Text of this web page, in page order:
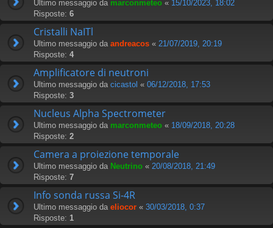
Ultimo messaggio da marconmeteo « 15/10/2023, 18:02
Risposte: 6
Cristalli NaITl
Ultimo messaggio da andreacos « 21/07/2019, 20:19
Risposte: 4
Amplificatore di neutroni
Ultimo messaggio da cicastol « 06/12/2018, 17:53
Risposte: 3
Nucleus Alpha Spectrometer
Ultimo messaggio da marconmeteo « 18/09/2018, 20:28
Risposte: 2
Camera a proiezione temporale
Ultimo messaggio da Neutrino « 20/08/2018, 21:49
Risposte: 7
Info sonda russa Si-4R
Ultimo messaggio da eliocor « 30/03/2018, 0:37
Risposte: 1